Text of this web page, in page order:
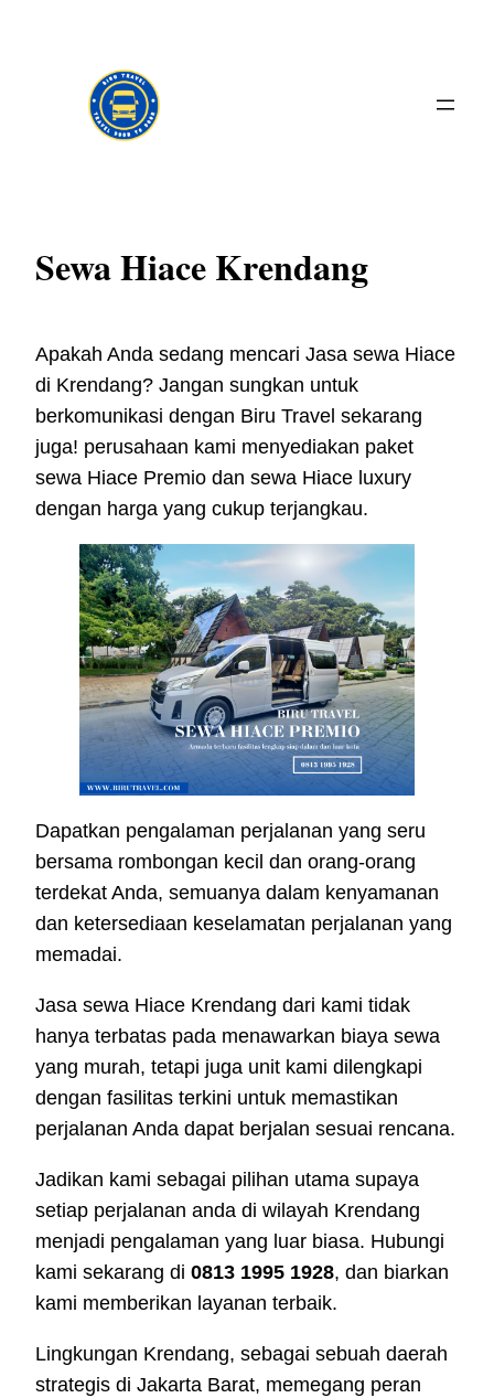
Sewa Hiace Krendang
Apakah Anda sedang mencari Jasa sewa Hiace
di Krendang? Jangan sungkan untuk
berkomunikasi dengan Biru Travel sekarang
juga! perusahaan kami menyediakan paket
sewa Hiace Premio dan sewa Hiace luxury
dengan harga yang cukup terjangkau.
Dapatkan pengalaman perjalanan yang seru
bersama rombongan kecil dan orang-orang
terdekat Anda, semuanya dalam kenyamanan
dan ketersediaan keselamatan perjalanan yang
memadai.
Jasa sewa Hiace Krendang dari kami tidak
hanya terbatas pada menawarkan biaya sewa
yang murah, tetapi juga unit kami dilengkapi
dengan fasilitas terkini untuk memastikan
perjalanan Anda dapat berjalan sesuai rencana.
Jadikan kami sebagai pilihan utama supaya
setiap perjalanan anda di wilayah Krendang
menjadi pengalaman yang luar biasa. Hubungi
kami sekarang di 0813 1995 1928, dan biarkan
kami memberikan layanan terbaik.
Lingkungan Krendang, sebagai sebuah daerah
strategis di Jakarta Barat, memegang peran